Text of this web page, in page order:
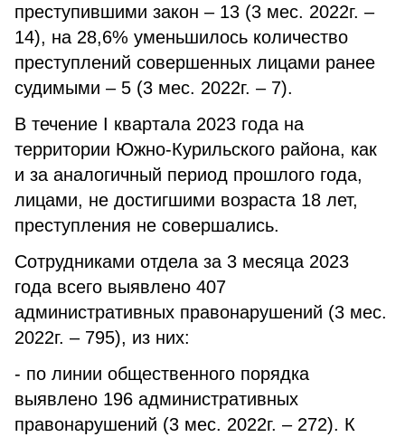
преступившими закон – 13 (3 мес. 2022г. –
14), на 28,6% уменьшилось количество
преступлений совершенных лицами ранее
судимыми – 5 (3 мес. 2022г. – 7).
В течение I квартала 2023 года на
территории Южно-Курильского района, как
и за аналогичный период прошлого года,
лицами, не достигшими возраста 18 лет,
преступления не совершались.
Сотрудниками отдела за 3 месяца 2023
года всего выявлено 407
административных правонарушений (3 мес.
2022г. – 795), из них:
- по линии общественного порядка
выявлено 196 административных
правонарушений (3 мес. 2022г. – 272). К